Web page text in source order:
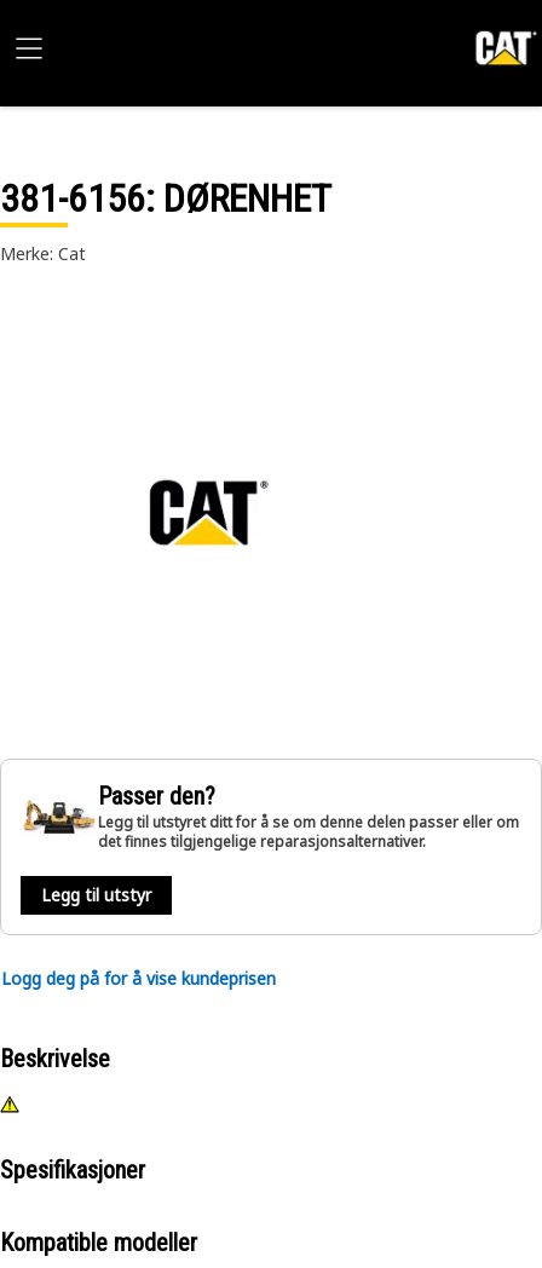
381-6156: DØRENHET
Merke: Cat
Passer den?
Legg til utstyret ditt for å se om denne delen passer eller om
det finnes tilgjengelige reparasjonsalternativer.
Legg til utstyr
Logg deg på for å vise kundeprisen
Beskrivelse
Spesifikasjoner
Kompatible modeller